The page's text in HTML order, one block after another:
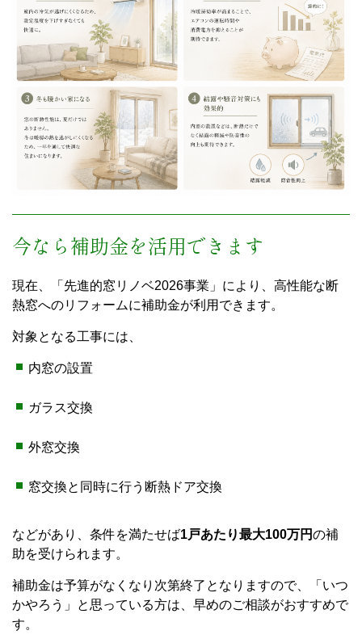
今なら補助金を活用できます
現在、「先進的窓リノベ2026事業」により、高性能な断
熱窓へのリフォームに補助金が利用できます。
対象となる工事には、
内窓の設置
ガラス交換
外窓交換
窓交換と同時に行う断熱ドア交換
などがあり、条件を満たせば1戸あたり最大100万円の補
助を受けられます。
補助金は予算がなくなり次第終了となりますので、「いつ
かやろう」と思っている方は、早めのご相談がおすすめで
す。